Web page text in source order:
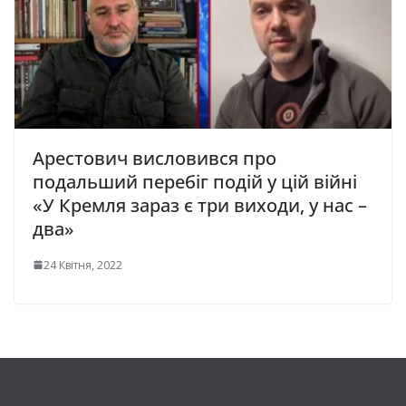
Арестович висловився про
подальший перебіг подій у цій війні
«У Кремля зараз є три виходи, у нас –
два»
24 Квітня, 2022